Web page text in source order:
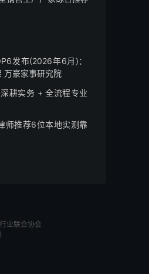
发布(2026年6月)：
万豪家事研究院
耕实务 + 全流程专业
师推荐6位本地实测靠
行业联合协会